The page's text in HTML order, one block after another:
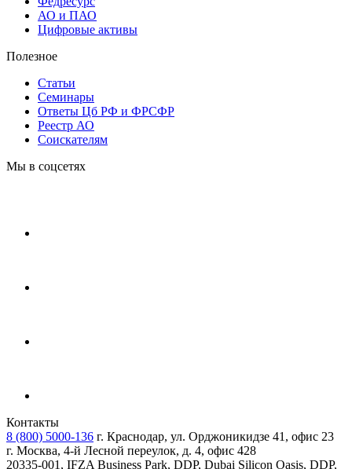
АО и ПАО
Цифровые активы
Полезное
Статьи
Cеминары
Ответы Цб РФ и ФРСФР
Реестр АО
Соискателям
Мы в соцсетях
Контакты
8 (800) 5000-136 г. Краснодар, ул. Орджоникидзе 41, офис 23
г. Москва, 4-й Лесной переулок, д. 4, офис 428
20335-001, IFZA Business Park, DDP, Dubai Silicon Oasis, DDP,